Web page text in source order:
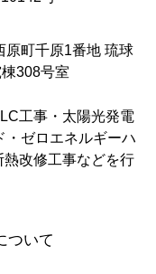
原町千原1番地 琉球
308号室
工事・太陽光発電
・ゼロエネルギーハ
改修工事などを行
ついて